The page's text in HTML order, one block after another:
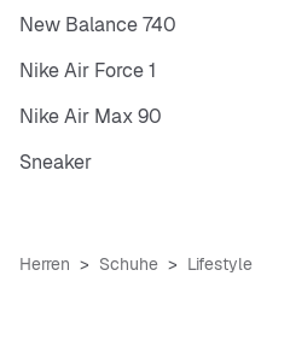
New Balance 740
Nike Air Force 1
Nike Air Max 90
Sneaker
Herren Schuhe Lifestyle